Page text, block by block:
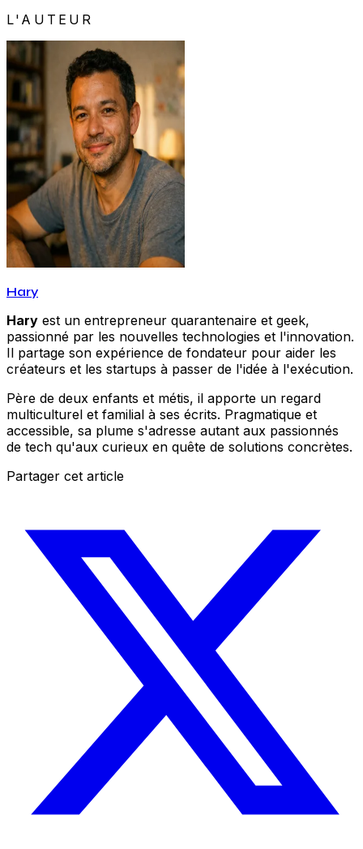
L'AUTEUR
Hary
Hary est un entrepreneur quarantenaire et geek,
passionné par les nouvelles technologies et l'innovation.
Il partage son expérience de fondateur pour aider les
créateurs et les startups à passer de l'idée à l'exécution.
Père de deux enfants et métis, il apporte un regard
multiculturel et familial à ses écrits. Pragmatique et
accessible, sa plume s'adresse autant aux passionnés
de tech qu'aux curieux en quête de solutions concrètes.
Partager cet article